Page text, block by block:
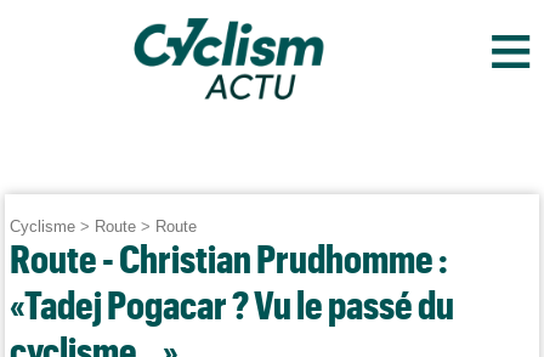
≡
Cyclisme > Route > Route
Route - Christian Prudhomme :
«Tadej Pogacar ? Vu le passé du